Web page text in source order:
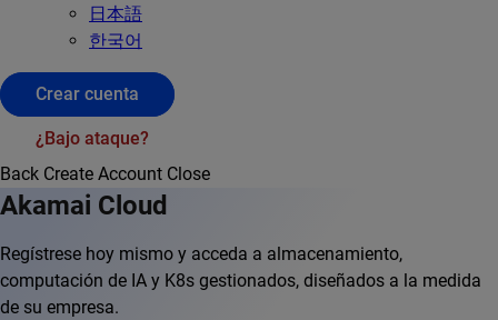
日本語
한국어
Crear cuenta
¿Bajo ataque?
Back Create Account Close
Akamai Cloud
Regístrese hoy mismo y acceda a almacenamiento,
computación de IA y K8s gestionados, diseñados a la medida
de su empresa.